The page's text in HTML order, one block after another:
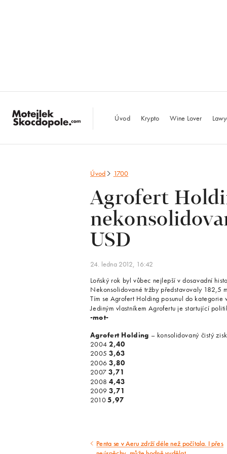
Úvod Krypto Wine Lover
Úvod 1700
Agrofert
USD
24. ledna 2012, 16:42
Loňský rok byl vůbec nejlepší v dosavadní
Nekonsolidované tržby představovaly 182,5
Tím se Agrofert Holding posunul do
Jediným vlastníkem Agrofertu je startující
-mot-
Agrofert Holding – konsolidovaný čistý
2004 2,40
2005 3,63
2006 3,80
2007 3,71
2008 4,43
2009 3,71
20105,97
Předcházející
Penta se v Aeru zdrží déle než počítala. I přes